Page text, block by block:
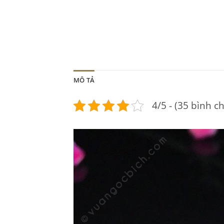
MÔ TẢ
4/5 - (35 bình